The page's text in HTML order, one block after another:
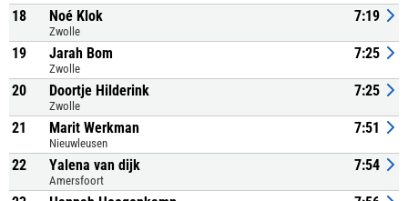
18 Noé Klok
Zwolle
7:19
19 Jarah Bom
Zwolle
7:25
20 Doortje Hilderink
Zwolle
7:25
21 Marit Werkman
Nieuwleusen
7:51
22 Yalena van dijk
Amersfoort
7:54